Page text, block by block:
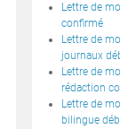
Lettre de
confirmé
Lettre de
journaux
Lettre de
rédaction
Lettre de
bilingue